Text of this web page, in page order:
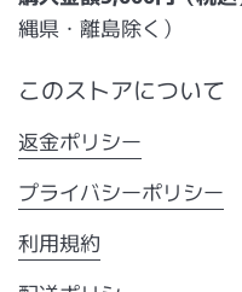
縄県・離島除く）
このストアについて
返金ポリシー
プライバシーポリシー
利用規約